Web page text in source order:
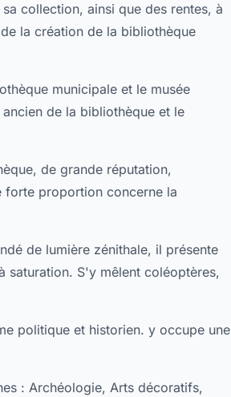
collection, ainsi que des rentes, à
la création de la bibliothèque
municipale et le musée
de la bibliothèque et le
de grande réputation,
forte proportion concerne la
de lumière zénithale, il présente
saturation. S'y mêlent coléoptères,
politique et historien. y occupe une
: Archéologie, Arts décoratifs,